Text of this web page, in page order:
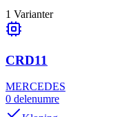
1 Varianter
CRD11
MERCEDES
0 delenumre